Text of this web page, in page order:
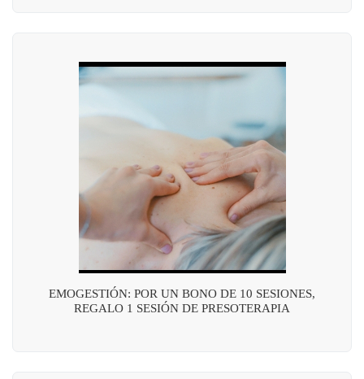
EMOGESTIÓN: POR UN BONO DE 10 SESIONES,
REGALO 1 SESIÓN DE PRESOTERAPIA